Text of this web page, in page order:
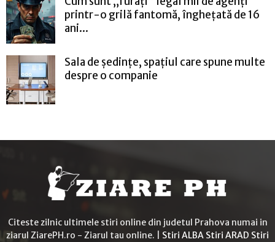
printr-o grilă fantomă, înghețată de 16
ani...
Sala de ședințe, spațiul care spune multe
despre o companie
Citeste zilnic ultimele stiri online din judetul Prahova numai in
ziarul ZiarePH.ro - Ziarul tau online. | Stiri ALBA Stiri ARAD Stiri